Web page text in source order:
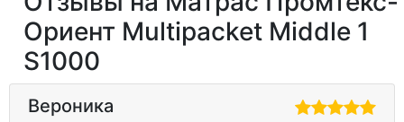
Ориент Multipacket Middle 1
S1000
Вероника